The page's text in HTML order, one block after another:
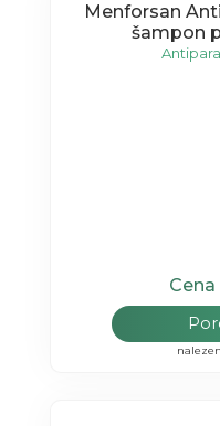
Menforsan
šampon